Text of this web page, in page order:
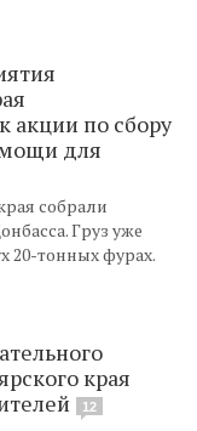
акции по сбору
для
собрали
Груз уже
20-тонных фурах.
края
12